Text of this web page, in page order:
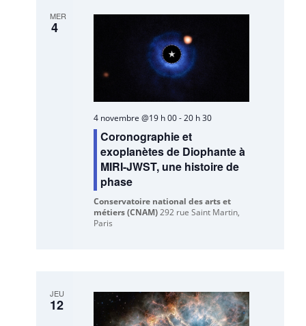
MER
4
4 novembre @19 h 00-20 h 30
Coronographie et
exoplanètes de Diophante à
MIRI-JWST, une histoire de
phase
Conservatoire national des arts et
métiers (CNAM)292 rue Saint Martin,
Paris
JEU
12